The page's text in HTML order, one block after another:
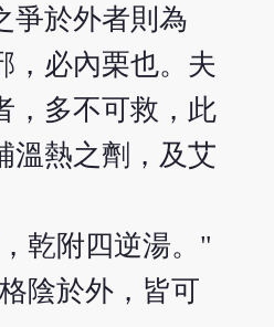
爭於外者則為
，必內栗也。夫
，多不可救，此
溫熱之劑，及艾
乾附四逆湯。"
陰於外，皆可